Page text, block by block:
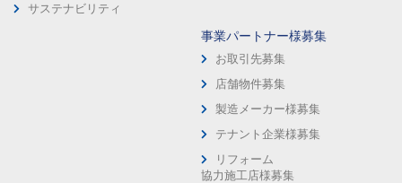
サステナビリティ
事業パートナー様募集
お取引先募集
店舗物件募集
製造メーカー様募集
テナント企業様募集
リフォーム
協力施工店様募集